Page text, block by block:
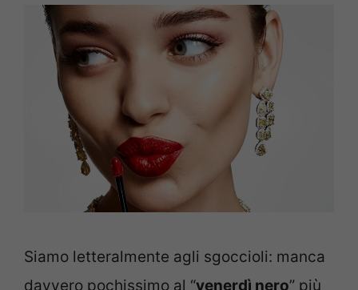
Siamo letteralmente agli sgoccioli: manca
davvero pochissimo al “venerdì nero” più